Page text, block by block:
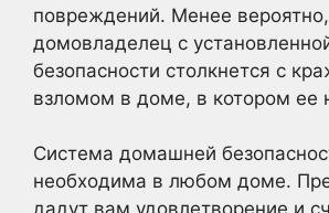
повреждений. Менее
домовладелец с
безопасности столкнется с
взломом в доме, в котором ее
Система домашней
необходима в любом доме.